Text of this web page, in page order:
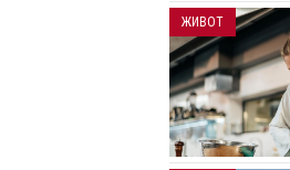
ЖИВОТ